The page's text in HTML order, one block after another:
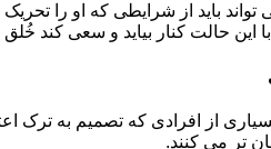
تواند باید از شرایطی که او را
با این حالت کنار بیاید و سعی کند
از افرادی که تصمیم به ترک
تر می کنند.